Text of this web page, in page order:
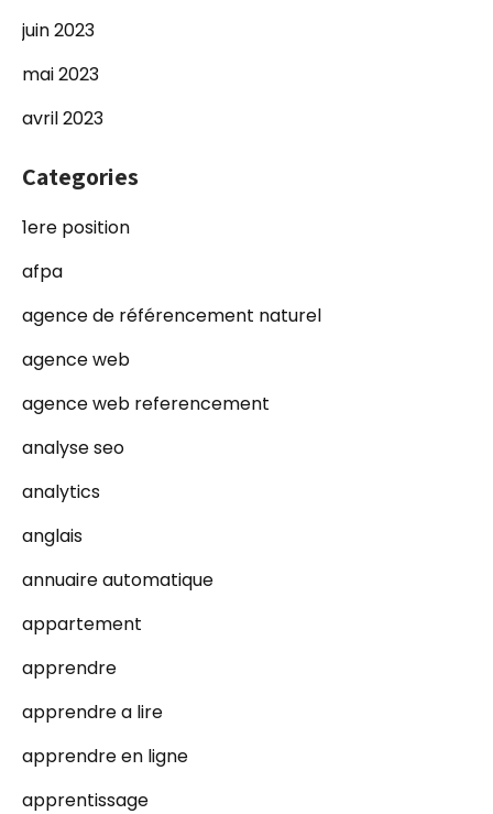
juin 2023
mai 2023
avril 2023
Categories
1ere position
afpa
agence de référencement naturel
agence web
agence web referencement
analyse seo
analytics
anglais
annuaire automatique
appartement
apprendre
apprendre a lire
apprendre en ligne
apprentissage